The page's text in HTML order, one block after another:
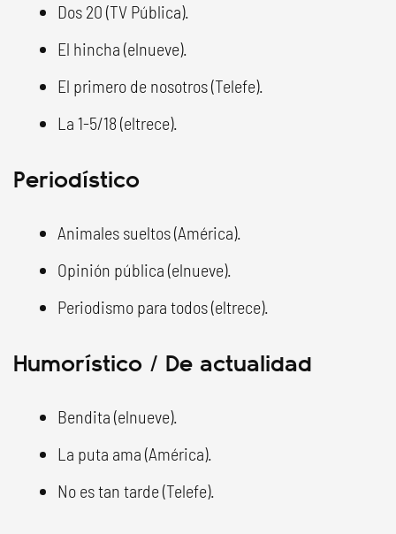
Dos 20 (TV Pública).
El hincha (elnueve).
El primero de nosotros (Telefe).
La 1-5/18 (eltrece).
Periodístico
Animales sueltos (América).
Opinión pública (elnueve).
Periodismo para todos (eltrece).
Humorístico / De actualidad
Bendita (elnueve).
La puta ama (América).
No es tan tarde (Telefe).